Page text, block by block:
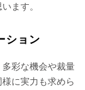
ます。
ション
彩な機会や裁量
に実力も求めら